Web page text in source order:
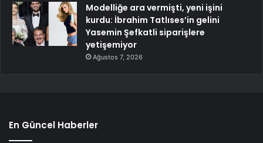
Modelliğe ara vermişti, yeni işini
kurdu: İbrahim Tatlıses’in gelini
Yasemin Şefkatli siparişlere
yetişemiyor
Ağustos 7, 2026
En Güncel Haberler